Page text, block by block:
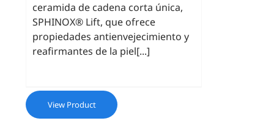
ceramida de cadena corta única,
SPHINOX® Lift, que ofrece
propiedades antienvejecimiento y
reafirmantes de la piel[...]
View Product